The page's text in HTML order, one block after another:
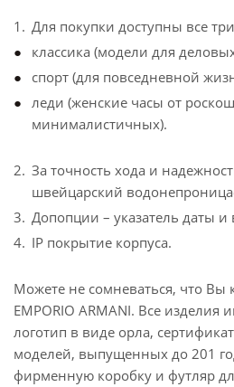
Для покупки доступны все
классика (модели для
спорт (для повседневной
леди (женские часы от
минималистичных).
За точность хода и
швейцарский
Допопции – указатель даты и
IP покрытие корпуса.
Можете не сомневаться, что Вы
EMPORIO ARMANI. Все
логотип в виде орла,
моделей, выпущенных до 201
фирменную коробку и футляр